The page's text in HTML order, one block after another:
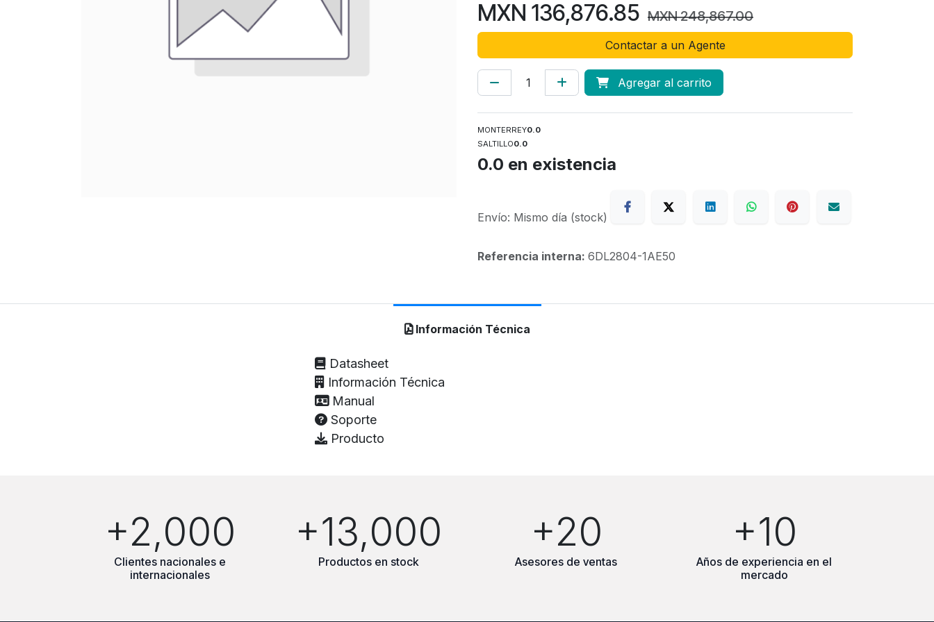
MXN 136,876.85 MXN248,867.00
Contactar a un Agente
Agregar al carrito
MONTERREY0.0
SALTILLO0.0
0.0 en existencia
Envío: Mismo día (stock)
Referencia interna: 6DL2804-1AE50
Información Técnica
Datasheet
Información Técnica
Manual
Soporte
Producto
+2,000
Clientes nacionales e
internacionales
+13,000
Productos en stock
+20
Asesores de ventas
+10
Años de experiencia en el
mercado